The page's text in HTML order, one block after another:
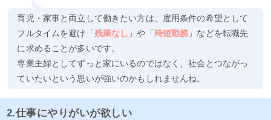
育児・家事と両立して働きたい方は、雇用条件の希望として
フルタイムを避け「 残業なし 」や「 時短勤務 」などを転職先
に求めることが多いです。
専業主婦としてずっと家にいるのではなく、社会とつながっ
ていたいという思いが強いのかもしれませんね。
2.仕事にやりがいが欲しい